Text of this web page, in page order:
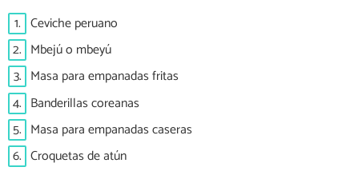
1. Ceviche peruano
2. Mbejú o mbeyú
3. Masa para empanadas fritas
4. Banderillas coreanas
5. Masa para empanadas caseras
6. Croquetas de atún